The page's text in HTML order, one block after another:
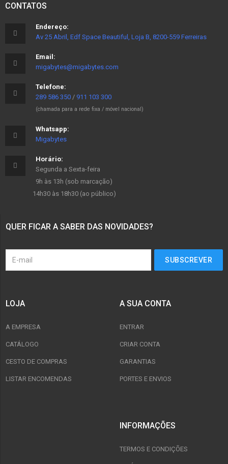
CONTATOS
Endereço:
Av 25 Abril, Edf Space Beautiful, Loja B, 8200-559 Ferreiras
Email:
migabytes@migabytes.com
Telefone:
289 586 350 / 911 103 300
(chamada para a rede fixa / móvel nacional)
Whatsapp:
Migabytes
Horário:
Segunda a Sexta-feira
9h às 13h (sob marcação)
14h30 às 18h30 (ao público)
QUER FICAR A SABER DAS NOVIDADES?
LOJA
A EMPRESA
CATÁLOGO
CESTO DE COMPRAS
LISTAR ENCOMENDAS
A SUA CONTA
ENTRAR
CRIAR CONTA
GARANTIAS
PORTES E ENVIOS
INFORMAÇÕES
TERMOS E CONDIÇÕES